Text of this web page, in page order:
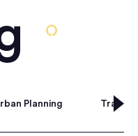
Planning